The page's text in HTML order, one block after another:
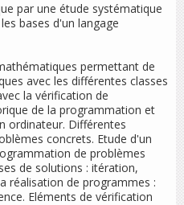
par une étude systématique
bases d'un langage
permettant de
avec les différentes classes
la vérification de
de la programmation et
ordinateur. Différentes
concrets. Etude d'un
de problèmes
de solutions : itération,
réalisation de programmes :
Eléments de vérification